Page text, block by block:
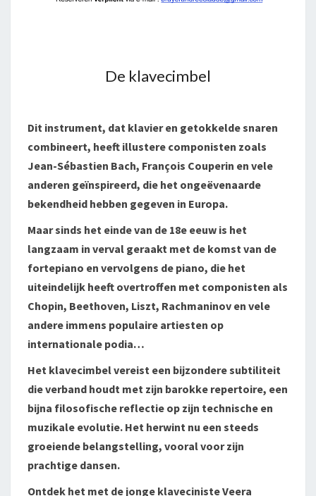
De klavecimbel
Dit instrument, dat klavier en getokkelde snaren
combineert, heeft illustere componisten zoals
Jean-Sébastien Bach, François Couperin en vele
anderen geïnspireerd, die het ongeëvenaarde
bekendheid hebben gegeven in Europa.
Maar sinds het einde van de 18e eeuw is het
langzaam in verval geraakt met de komst van de
fortepiano en vervolgens de piano, die het
uiteindelijk heeft overtroffen met componisten als
Chopin, Beethoven, Liszt, Rachmaninov en vele
andere immens populaire artiesten op
internationale podia…
Het klavecimbel vereist een bijzondere subtiliteit
die verband houdt met zijn barokke repertoire, een
bijna filosofische reflectie op zijn technische en
muzikale evolutie. Het herwint nu een steeds
groeiende belangstelling, vooral voor zijn
prachtige dansen.
Ontdek het met de jonge klaveciniste Veera